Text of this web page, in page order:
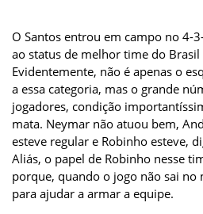
O Santos entrou em campo no 4-
ao status de melhor time do
Evidentemente, não é apenas o
a essa categoria, mas o grande
jogadores, condição
mata. Neymar não atuou bem,
esteve regular e Robinho esteve,
Aliás, o papel de Robinho nesse
porque, quando o jogo não sai no
para ajudar a armar a equipe.